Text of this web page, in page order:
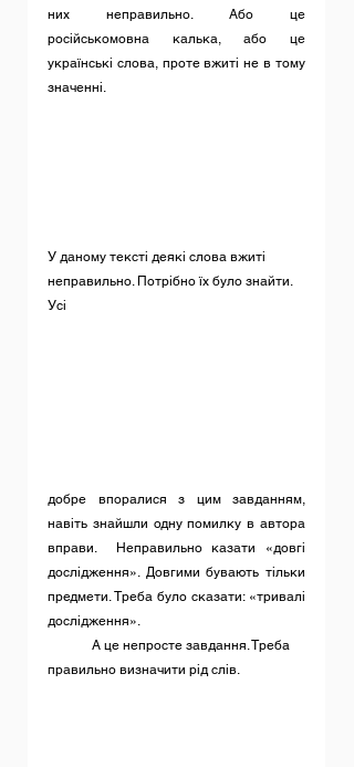
них неправильно. Або це
російськомовна калька, або це
українські слова, проте вжиті не в тому
значенні.
У даному тексті деякі слова вжиті
неправильно. Потрібно їх було знайти.
Усі
добре впоралися з цим завданням,
навіть знайшли одну помилку в автора
вправи.  Неправильно казати «довгі
дослідження». Довгими бувають тільки
предмети. Треба було сказати: «тривалі
дослідження».
правильно визначити рід слів.